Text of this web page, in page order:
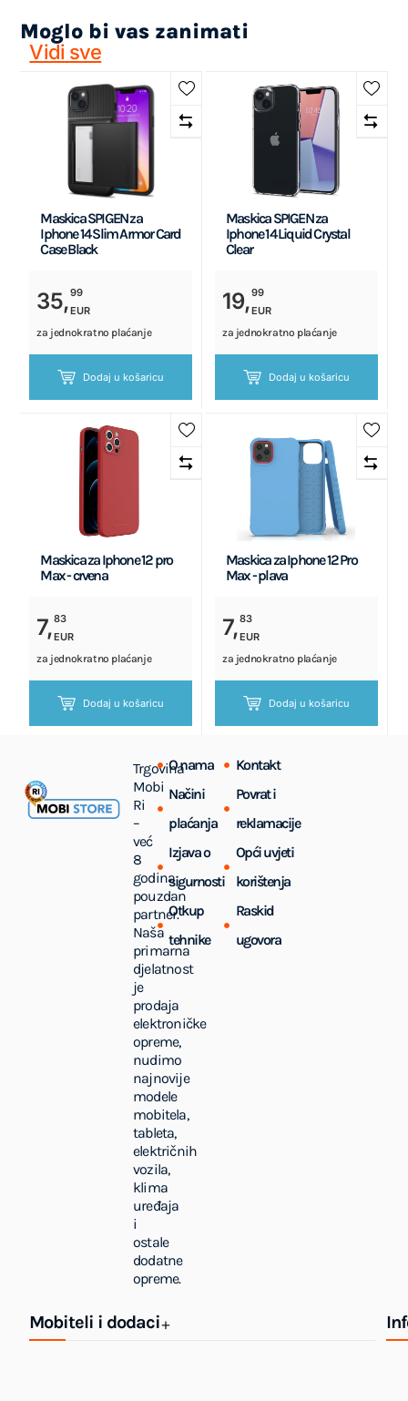
Moglo bi vas zanimati
Vidi sve
Maskica SPIGEN za
Iphone 14 Slim Armor Card
Case Black
35,99
EUR
za jednokratno plaćanje
Dodaj u košaricu
Maskica SPIGEN za
Iphone 14 Liquid Crystal
Clear
19,99
EUR
za jednokratno plaćanje
Dodaj u košaricu
Maskica za Iphone 12 pro
Max - crvena
7,83
EUR
za jednokratno plaćanje
Dodaj u košaricu
Maskica za Iphone 12 Pro
Max - plava
7,83
EUR
za jednokratno plaćanje
Dodaj u košaricu
Trgovina
Mobi
Ri
–
već
8
godina
pouzdan
partner.
Naša
primarna
djelatnost
je
prodaja
elektroničke
opreme,
nudimo
najnovije
modele
mobitela,
tableta,
električnih
vozila,
klima
uređaja
i
ostale
dodatne
opreme.
O nama
Kontakt
Načini
plaćanja
Povrat i
reklamacije
Izjava o
sigurnosti
Opći uvjeti
korištenja
Otkup
tehnike
Raskid
ugovora
Mobiteli i dodaci+